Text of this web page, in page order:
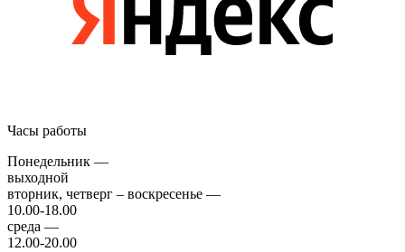
Часы работы
Понедельник —
выходной
вторник, четверг – воскресенье —
10.00-18.00
среда —
12.00-20.00